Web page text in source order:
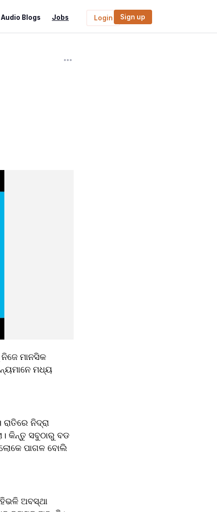
Audio Blogs Jobs Login Sign up
ମାନସିକ
ମଧ୍ୟ
ନିଦ୍ରା
କିନ୍ତୁ ସବୁଠାରୁ ବଡ
ପାଗଳ ବୋଲି
ଅବସ୍ଥା